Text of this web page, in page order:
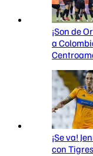
¡Son de
a
¡Se va!
con Tigres